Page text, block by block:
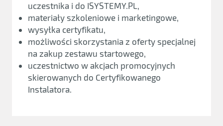
uczestnika i do ISYSTEMY.PL,
materiały szkoleniowe i marketingowe,
wysyłka certyfikatu,
możliwości skorzystania z oferty specjalnej
na zakup zestawu startowego,
uczestnictwo w akcjach promocyjnych
skierowanych do Certyfikowanego
Instalatora.